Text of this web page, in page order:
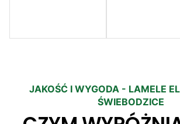
JAKOŚĆ I WYGODA - LAMELE
ŚWIEBODZICE